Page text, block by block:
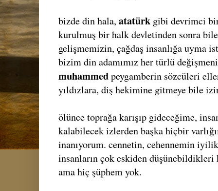
bizde din hala, atatürk gibi devrimci
kurulmuş bir halk devletinden sonra
gelişmemizin, çağdaş insanlığa uyma
bizim din adamımız her türlü
muhammedpeygamberin sözcüleri
yıldızlara, diş hekimine gitmeye bile
ölünce toprağa karışıp gideceğime,
kalabilecek izlerden başka hiçbir
inanıyorum. cennetin, cehennemin
insanların çok eskiden düşünebildikleri
ama hiç şüphem yok.